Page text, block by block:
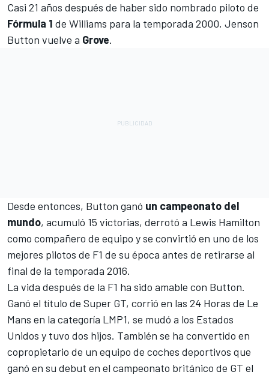
Casi 21 años después de haber sido nombrado piloto de
Fórmula 1 de Williams para la temporada 2000, Jenson
Button vuelve a Grove.
Desde entonces, Button ganó un campeonato del
mundo, acumuló 15 victorias, derrotó a Lewis Hamilton
como compañero de equipo y se convirtió en uno de los
mejores pilotos de F1 de su época antes de retirarse al
final de la temporada 2016.
La vida después de la F1 ha sido amable con Button.
Ganó el título de Super GT, corrió en las 24 Horas de Le
Mans en la categoría LMP1, se mudó a los Estados
Unidos y tuvo dos hijos. También se ha convertido en
copropietario de un equipo de coches deportivos que
ganó en su debut en el campeonato británico de GT el